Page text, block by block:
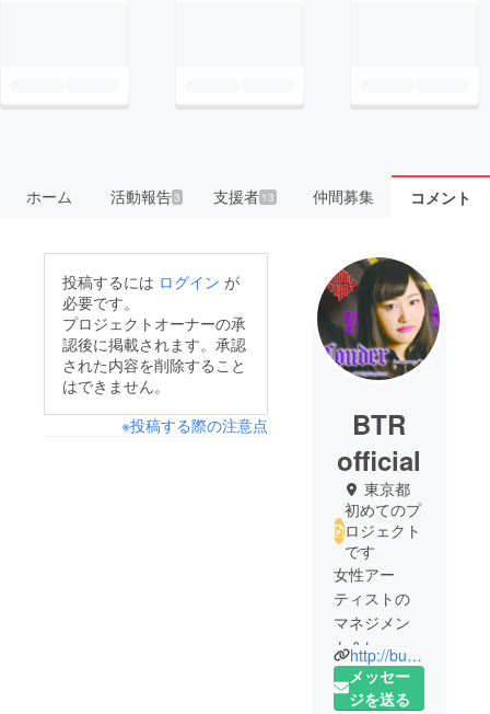
ホーム 活動報告3 支援者 13 仲間募集 コメント
投稿するには ログイン が
必要です。
プロジェクトオーナーの承
認後に掲載されます。承認
された内容を削除すること
はできません。
※投稿する際の注意点
BTR
official
東京都
初めてのプ
ロジェクト
です
女性アー
ティストの
マネジメン
ト＆レーベ
ル業務
HPは再稼働
http://butterfly-trap-records.com/HP/
メッセー
ジを送る